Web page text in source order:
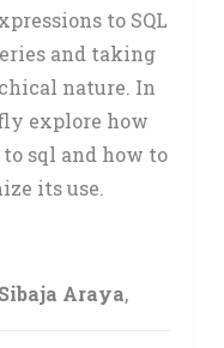
to SQL
and taking
nature. In
explore how
sql and how to
its use.
Araya,